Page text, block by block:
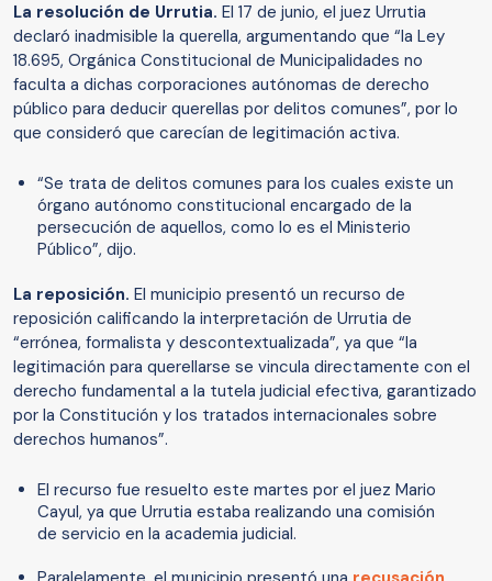
La resolución de Urrutia. El 17 de junio, el juez Urrutia
declaró inadmisible la querella, argumentando que “la Ley
18.695, Orgánica Constitucional de Municipalidades no
faculta a dichas corporaciones autónomas de derecho
público para deducir querellas por delitos comunes”, por lo
que consideró que carecían de legitimación activa.
“Se trata de delitos comunes para los cuales existe un
órgano autónomo constitucional encargado de la
persecución de aquellos, como lo es el Ministerio
Público”, dijo.
La reposición. El municipio presentó un recurso de
reposición calificando la interpretación de Urrutia de
“errónea, formalista y descontextualizada”, ya que “la
legitimación para querellarse se vincula directamente con el
derecho fundamental a la tutela judicial efectiva, garantizado
por la Constitución y los tratados internacionales sobre
derechos humanos”.
El recurso fue resuelto este martes por el juez Mario
Cayul, ya que Urrutia estaba realizando una comisión
de servicio en la academia judicial.